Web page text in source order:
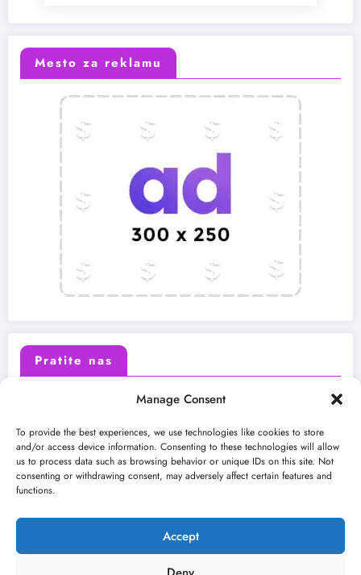
Manage Consent
To provide the best experiences, we use technologies like cookies to store
and/or access device information. Consenting to these technologies will allow
us to process data such as browsing behavior or unique IDs on this site. Not
consenting or withdrawing consent, may adversely affect certain features and
functions.
Accept
Mesto za reklamu
Pratite nas
Instagram Youtube